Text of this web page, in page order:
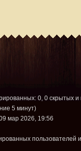
0, 0 скрытых и
5 минут)
мар 2026, 19:56
пользователей и